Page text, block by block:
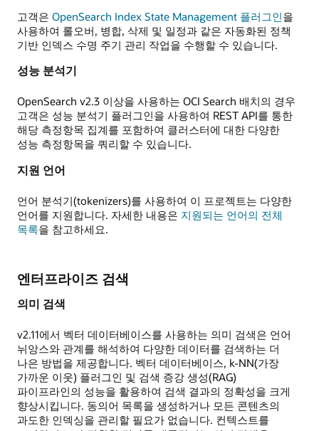
고객은 OpenSearch Index State Management 플러그인을
사용하여 롤오버, 병합, 삭제 및 일정과 같은 자동화된 정책
기반 인덱스 수명 주기 관리 작업을 수행할 수 있습니다.
성능 분석기
OpenSearch v2.3 이상을 사용하는 OCI Search 배치의 경우
고객은 성능 분석기 플러그인을 사용하여 REST API를 통한
해당 측정항목 집계를 포함하여 클러스터에 대한 다양한
성능 측정항목을 쿼리할 수 있습니다.
지원 언어
언어 분석기(tokenizers)를 사용하여 이 프로젝트는 다양한
언어를 지원합니다. 자세한 내용은 지원되는 언어의 전체
목록을 참고하세요.
엔터프라이즈 검색
의미 검색
v2.11에서 벡터 데이터베이스를 사용하는 의미 검색은 언어
뉘앙스와 관계를 해석하여 다양한 데이터를 검색하는 더
나은 방법을 제공합니다. 벡터 데이터베이스, k-NN(가장
가까운 이웃) 플러그인 및 검색 증강 생성(RAG)
파이프라인의 성능을 활용하여 검색 결과의 정확성을 크게
향상시킵니다. 동의어 목록을 생성하거나 모든 콘텐츠의
과도한 인덱싱을 관리할 필요가 없습니다. 컨텍스트를